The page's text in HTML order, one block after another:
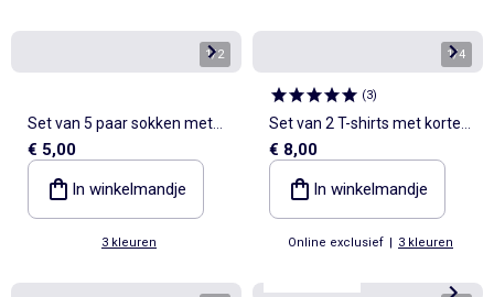
1/2
Set van 5 paar sokken met
omslag van katoen
€ 5,00
In winkelmandje
3 kleuren
1/4
(3)
Set van 2 T-shirts met korte
mouwen
€ 8,00
In winkelmandje
Online exclusief | 3 kleuren